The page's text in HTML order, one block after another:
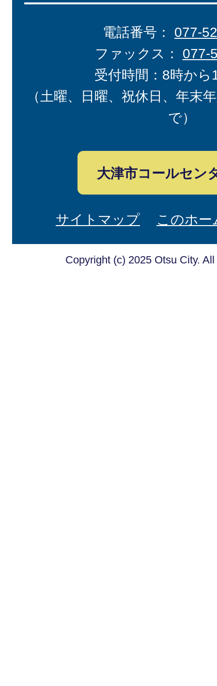
電話番号： 077-
ファックス： 077-
受付時間：8時から
（土曜、日曜、祝休日、年末
で）
大津市コールセン
サイトマップ このホ
Copyright (c) 2025 Otsu City.